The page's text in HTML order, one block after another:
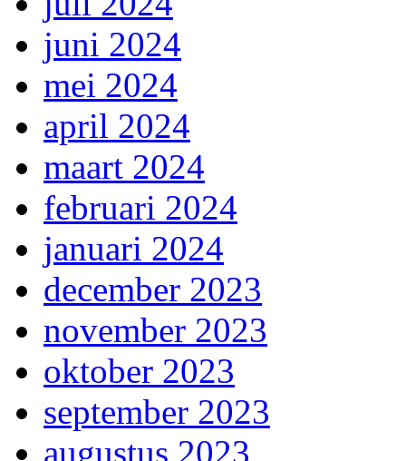
juni 2024
mei 2024
april 2024
maart 2024
februari 2024
januari 2024
december 2023
november 2023
oktober 2023
september 2023
augustus 2023